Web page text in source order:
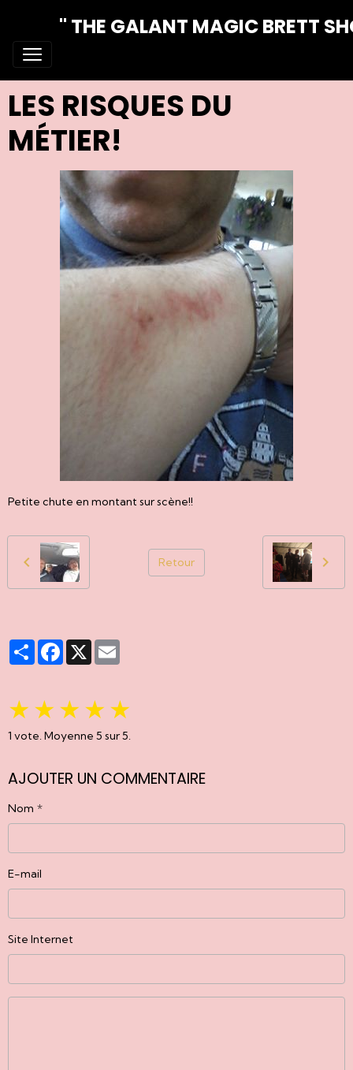
" THE GALANT MAGIC BRETT
LES RISQUES DU
MÉTIER!
Petite chute en montant sur scène!!
Retour
PartagerFacebook
X
★ ★ ★ ★ ★
1 vote. Moyenne 5 sur 5.
AJOUTER UN COMMENTAIRE
Nom
E-mail
Site Internet